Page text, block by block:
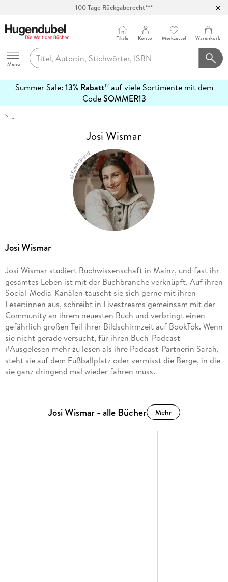
100 Tage Rückgaberecht***
Hugendubel
Menu
Filiale Konto Merkzettel Warenkorb
Summer Sale: 13% Rabatt12auf viele Sortimente mit dem
CodeSOMMER13
erfahren
…
Josi Wismar
Josi Wismar
Josi Wismar studiert Buchwissenschaft in Mainz, und fast ihr
gesamtes Leben ist mit der Buchbranche verknüpft. Auf ihren
Social-Media-Kanälen tauscht sie sich gerne mit ihren
Leser:innen aus, schreibt in Livestreams gemeinsam mit der
Community an ihrem neuesten Buch und verbringt einen
gefährlich großen Teil ihrer Bildschirmzeit auf BookTok. Wenn
sie nicht gerade versucht, für ihren Buch-Podcast
#Ausgelesen mehr zu lesen als ihre Podcast-Partnerin Sarah,
steht sie auf dem Fußballplatz oder vermisst die Berge, in die
sie ganz dringend mal wieder fahren muss.
Josi Wismar - alle Bücher Mehr